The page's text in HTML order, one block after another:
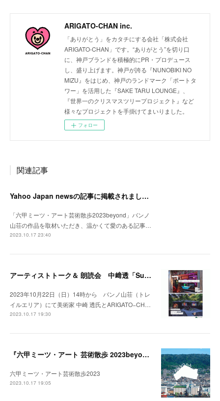
ARIGATO-CHAN inc.
「ありがとう」をカタチにする会社「株式会社
ARIGATO-CHAN」です。“ありがとう”を切り口
に、神戸ブランドを積極的にPR・プロデュース
し、盛り上げます。神戸が誇る『NUNOBIKI NO
MIZU』をはじめ、神戸のランドマーク「ポートタ
ワー」を活用した『SAKE TARU LOUNGE』、
『世界一のクリスマスツリープロジェクト』など
様々なプロジェクトを手掛けてまいりました。
フォロー
関連記事
Yahoo Japan newsの記事に掲載されました。
「六甲ミーツ・アート芸術散歩2023beyond」バンノ
山荘の作品を取材いただき、温かくて愛のある記事…
2023.10.17 23:40
アーティストトーク＆ 朗読会 中﨑透「Sunny Day Light /ハルとテル」開催！
2023年10月22日（日）14時から バンノ山荘（トレ
イルエリア）にて美術家 中崎 透氏とARIGATO−CH…
2023.10.17 19:30
『六甲ミーツ・アート 芸術散歩 2023beyond』開催中。
六甲ミーツ・アート芸術散歩2023
2023.10.17 19:05